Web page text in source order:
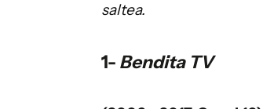
saltea.
1- Bendita TV